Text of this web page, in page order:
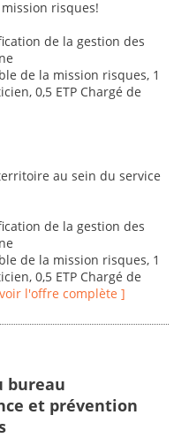
risques!
de la gestion des
de la mission risques, 1
0,5 ETP Chargé de
au sein du service
de la gestion des
de la mission risques, 1
0,5 ETP Chargé de
l'offre complète ]
bureau
et prévention